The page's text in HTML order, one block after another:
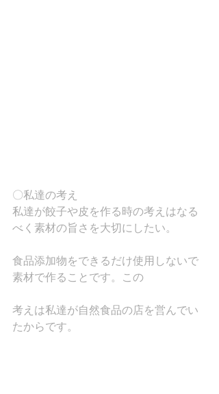
〇私達の考え
私達が餃子や皮を作る時の考えはなる
べく素材の旨さを大切にしたい。
食品添加物をできるだけ使用しないで
素材で作ることです。この
考えは私達が自然食品の店を営んでい
たからです。